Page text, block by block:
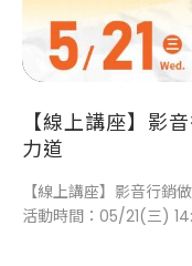
【線上講座】影
力道
【線上講座】影音行銷
活動時間：05/21(三)